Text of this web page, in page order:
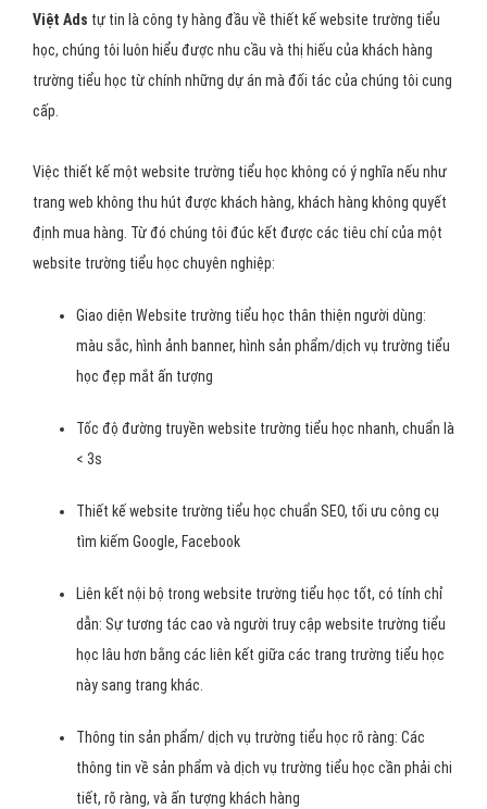
Việt Ads tự tin là công ty hàng đầu về thiết kế website trường tiểu
học, chúng tôi luôn hiểu được nhu cầu và thị hiếu của khách hàng
trường tiểu học từ chính những dự án mà đối tác của chúng tôi cung
cấp.
Việc thiết kế một website trường tiểu học không có ý nghĩa nếu như
trang web không thu hút được khách hàng, khách hàng không quyết
định mua hàng. Từ đó chúng tôi đúc kết được các tiêu chí của một
website trường tiểu học chuyên nghiệp:
Giao diện Website trường tiểu học thân thiện người dùng:
màu sắc, hình ảnh banner, hình sản phẩm/dịch vụ trường tiểu
học đẹp mắt ấn tượng
Tốc độ đường truyền website trường tiểu học nhanh, chuẩn là
< 3s
Thiết kế website trường tiểu học chuẩn SEO, tối ưu công cụ
tìm kiếm Google, Facebook
Liên kết nội bộ trong website trường tiểu học tốt, có tính chỉ
dẫn: Sự tương tác cao và người truy cập website trường tiểu
học lâu hơn bằng các liên kết giữa các trang trường tiểu học
này sang trang khác.
Thông tin sản phẩm/ dịch vụ trường tiểu học rõ ràng: Các
thông tin về sản phẩm và dịch vụ trường tiểu học cần phải chi
tiết, rõ ràng, và ấn tượng khách hàng